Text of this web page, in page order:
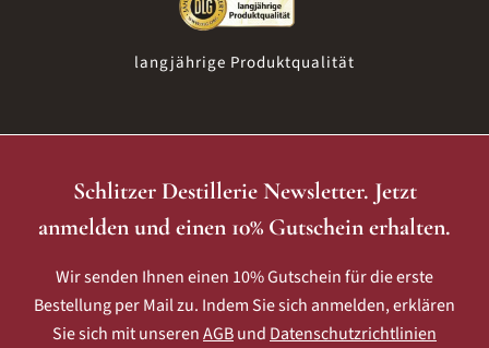
langjährige Produktqualität
Schlitzer Destillerie Newsletter. Jetzt
anmelden und einen 10% Gutschein erhalten.
Wir senden Ihnen einen 10% Gutschein für die erste
Bestellung per Mail zu. Indem Sie sich anmelden, erklären
Sie sich mit unserenAGBund Datenschutzrichtlinien